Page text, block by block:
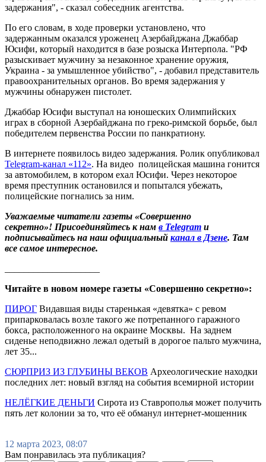
задержания", - сказал собеседник агентства.
По его словам, в ходе проверки установлено, что
задержанным оказался уроженец Азербайджана Джаббар
Юсифи, который находится в базе розыска Интерпола. "РФ
разыскивает мужчину за незаконное хранение оружия,
Украина - за умышленное убийство", - добавил представитель
правоохранительных органов. Во время задержания у
мужчины обнаружен пистолет.
Джаббар Юсифи выступал на юношеских Олимпийских
играх в сборной Азербайджана по греко-римской борьбе, был
победителем первенства России по панкратиону.
В интернете появилось видео задержания. Ролик опубликовал
Telegram-канал «112». На видео полицейская машина гонится
за автомобилем, в котором ехал Юсифи. Через некоторое
время преступник остановился и попытался убежать,
полицейские погнались за ним.
Уважаемые читатели газеты «Совершенно
секретно»! Присоединяйтесь к нам в Telegram и
подписывайтесь на наш официальный канал в Дзене. Там
все самое интересное.
Читайте в новом номере газеты «Совершенно секретно»:
ПИРОГ Видавшая виды старенькая «девятка» с ревом
припарковалась возле такого же потрепанного гаражного
бокса, расположенного на окраине Москвы. На заднем
сиденье неподвижно лежал одетый в дорогое пальто мужчина,
лет 35...
СЮРПРИЗ ИЗ ГЛУБИНЫ ВЕКОВ Археологические находки
последних лет: новый взгляд на события всемирной истории
НЕЛЁГКИЕ ДЕНЬГИ Сирота из Ставрополья может получить
пять лет колонии за то, что её обманул интернет-мошенник
12 марта 2023, 08:07
Вам понравилась эта публикация?